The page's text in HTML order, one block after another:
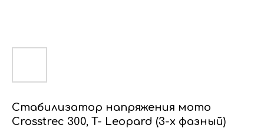
Стабилизатор напряжения мото
Crosstrec 300, T- Leopard (3-х фазный)